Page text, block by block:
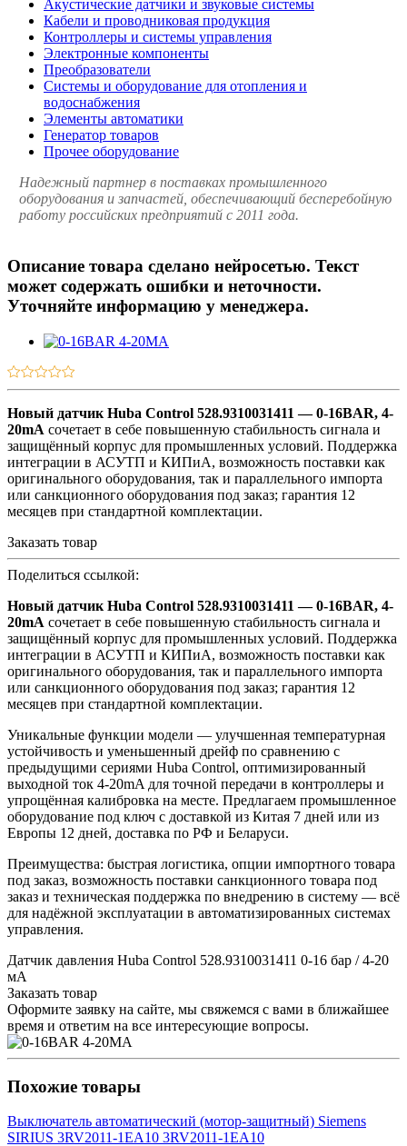
Акустические датчики и звуковые системы
Кабели и проводниковая продукция
Контроллеры и системы управления
Электронные компоненты
Преобразователи
Системы и оборудование для отопления и
водоснабжения
Элементы автоматики
Генератор товаров
Прочее оборудование
Надежный партнер в поставках промышленного
оборудования и запчастей, обеспечивающий бесперебойную
работу российских предприятий с 2011 года.
Описание товара сделано нейросетью. Текст
может содержать ошибки и неточности.
Уточняйте информацию у менеджера.
Новый датчик Huba Control 528.9310031411 — 0-16BAR, 4-
20mA сочетает в себе повышенную стабильность сигнала и
защищённый корпус для промышленных условий. Поддержка
интеграции в АСУТП и КИПиА, возможность поставки как
оригинального оборудования, так и параллельного импорта
или санкционного оборудования под заказ; гарантия 12
месяцев при стандартной комплектации.
Заказать товар
Поделиться ссылкой:
Новый датчик Huba Control 528.9310031411 — 0-16BAR, 4-
20mA сочетает в себе повышенную стабильность сигнала и
защищённый корпус для промышленных условий. Поддержка
интеграции в АСУТП и КИПиА, возможность поставки как
оригинального оборудования, так и параллельного импорта
или санкционного оборудования под заказ; гарантия 12
месяцев при стандартной комплектации.
Уникальные функции модели — улучшенная температурная
устойчивость и уменьшенный дрейф по сравнению с
предыдущими сериями Huba Control, оптимизированный
выходной ток 4-20mA для точной передачи в контроллеры и
упрощённая калибровка на месте. Предлагаем промышленное
оборудование под ключ с доставкой из Китая 7 дней или из
Европы 12 дней, доставка по РФ и Беларуси.
Преимущества: быстрая логистика, опции импортного товара
под заказ, возможность поставки санкционного товара под
заказ и техническая поддержка по внедрению в систему — всё
для надёжной эксплуатации в автоматизированных системах
управления.
Датчик давления Huba Control 528.9310031411 0-16 бар / 4-20
мА
Заказать товар
Оформите заявку на сайте, мы свяжемся с вами в ближайшее
время и ответим на все интересующие вопросы.
Похожие товары
Выключатель автоматический (мотор-защитный) Siemens
SIRIUS 3RV2011-1EA10 3RV2011-1EA10